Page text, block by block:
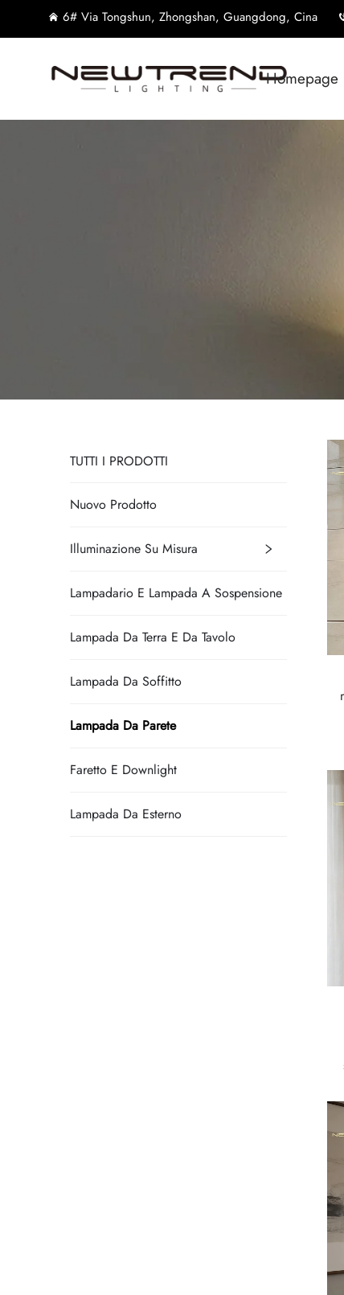
6# Via Tongshun, Zhongshan, Guangdong, Cina
Homepage
TUTTI I PRODOTTI
Nuovo Prodotto
Illuminazione Su Misura
Lampadario E Lampada A Sospensione
Lampada Da Terra E Da Tavolo
Lampada Da Soffitto
Lampada Da Parete
Faretto E Downlight
Lampada Da Esterno